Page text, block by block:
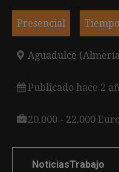
Presencial
Aguadulce
Publicado hace 2
20.000 - 22.000
NoticiasTrabajo